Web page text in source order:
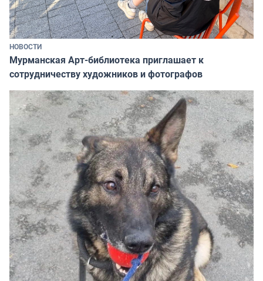
НОВОСТИ
Мурманская Арт-библиотека приглашает к
сотрудничеству художников и фотографов